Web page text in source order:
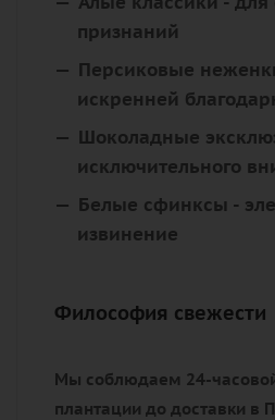
признаний
Персиковые
искренней
Шоколадные
исключительного
Белые сфинксы -
извинение
Философия свежести
Мы соблюдаем 24-часовой
плантации до доставки в